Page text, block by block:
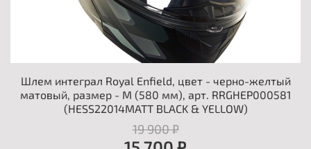
Шлем интеграл Royal Enfield, цвет - черно-желтый
матовый, размер - M (580 мм), арт. RRGHEP000581
(HESS22014MATT BLACK & YELLOW)
19 900 ₽